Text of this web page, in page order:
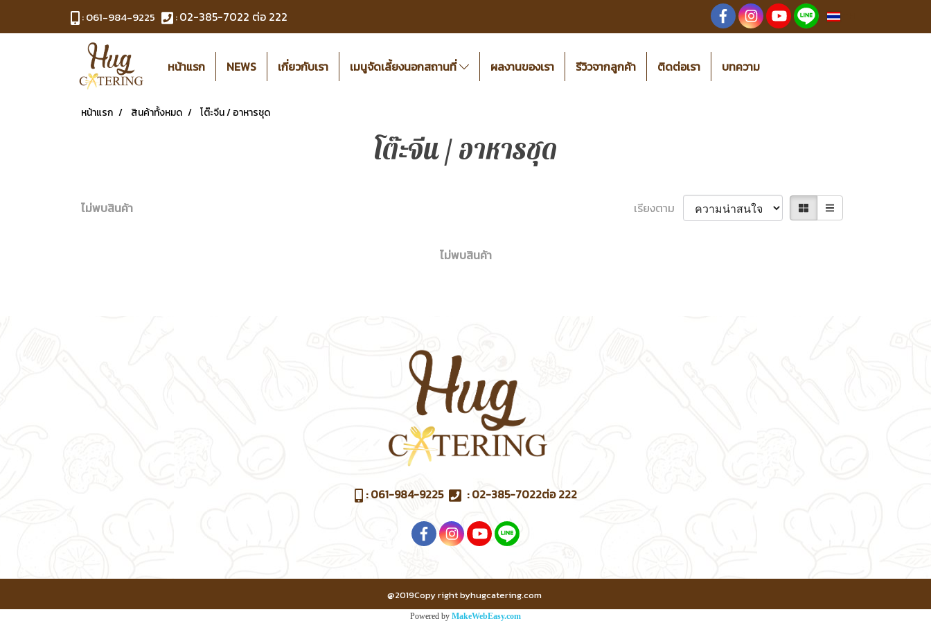
:061-984-9225 :02-385-7022 ต่อ 222
หน้าแรก NEWS เกี่ยวกับเรา เมนูจัดเลี้ยงนอกสถานที่ ผลงานของเรา รีวิวจากลูกค้า ติดต่อเรา บทความ
หน้าแรก สินค้าทั้งหมด โต๊ะจีน / อาหารชุด
โต๊ะจีน / อาหารชุด
ไม่พบสินค้า เรียงตาม
ไม่พบสินค้า
:061-984-9225 :02-385-7022ต่อ 222
@2019Copy right byhugcatering.com
Powered by MakeWebEasy.com